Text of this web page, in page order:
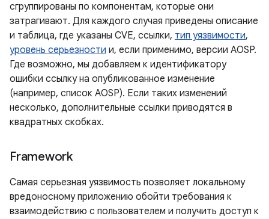
сгруппированы по компонентам, которые они
затрагивают. Для каждого случая приведены описание
и таблица, где указаны CVE, ссылки, тип уязвимости,
уровень серьезности и, если применимо, версии AOSP.
Где возможно, мы добавляем к идентификатору
ошибки ссылку на опубликованное изменение
(например, список AOSP). Если таких изменений
несколько, дополнительные ссылки приводятся в
квадратных скобках.
Framework
Самая серьезная уязвимость позволяет локальному
вредоносному приложению обойти требования к
взаимодействию с пользователем и получить доступ к